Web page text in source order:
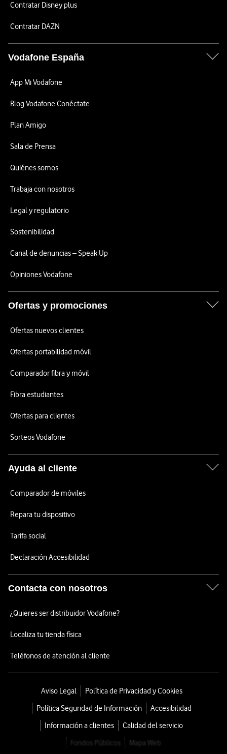
Contratar Disney plus
Contratar DAZN
Vodafone España
App Mi Vodafone
Blog Vodafone Conéctate
Plan Amigo
Sala de Prensa
Quiénes somos
Trabaja con nosotros
Legal y regulatorio
Sostenibilidad
Canal de denuncias – Speak Up
Opiniones Vodafone
Ofertas y promociones
Ofertas nuevos clientes
Ofertas portabilidad móvil
Comparador fibra y móvil
Fibra estudiantes
Ofertas para clientes
Sorteos Vodafone
Ayuda al cliente
Comparador de móviles
Repara tu dispositivo
Tarifa social
Declaración Accesibilidad
Contacta con nosotros
¿Quieres ser distribuidor Vodafone?
Localiza tu tienda física
Teléfonos de atención al cliente
Aviso Legal
Política de Privacidad y Cookies
Política Seguridad de Información
Accesibilidad
Información a clientes
Calidad del servicio
Fondos Públicos
Mapa Web